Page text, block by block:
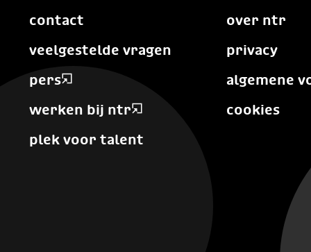
contact
veelgestelde vragen
pers
werken bij ntr
plek voor talent
over ntr
privacy
algemene
cookies